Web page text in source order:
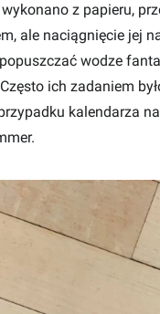
z papieru,
ale naciągnięcie jej
wodze
ich zadaniem
kalendarza